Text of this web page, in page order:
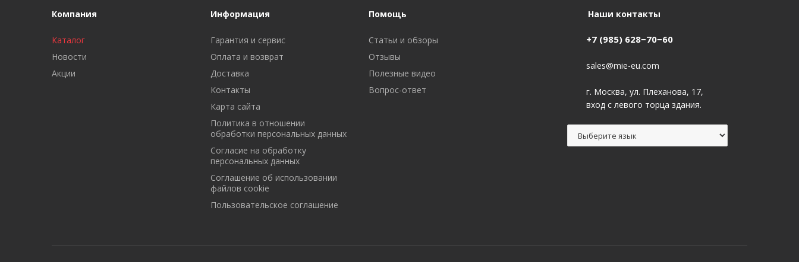
Компания
Каталог
Новости
Акции
Информация
Гарантия и сервис
Оплата и возврат
Доставка
Контакты
Карта сайта
Политика в отношении
обработки персональных данных
Cогласие на обработку
персональных данных
Cоглашение об использовании
файлов cookie
Пользовательское соглашение
Помощь
Статьи и обзоры
Отзывы
Полезные видео
Вопрос-ответ
Наши контакты
+7 (985) 628−70−60
sales@mie-eu.com
г. Москва, ул. Плеханова, 17,
вход с левого торца здания.